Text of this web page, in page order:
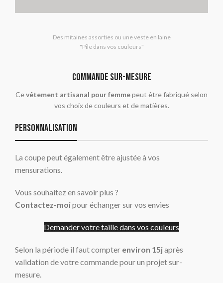
Des mitaines assorties ou une veste en laine
"Pile dans vos couleurs"
commande sur-mesure
Cevêtement artisanal pour femmepeut être fabriqué selon
vos choix de couleurs et de matières.
Personnalisation
La coupe peut également être ajustée à vos
mensurations.
Vous souhaitez en savoir plus ?
Contactez-moipour échanger sur vos envies
Demander votre taille dans vos couleurs
Selon la période il faut compter environ 15japrès
validation de votre commande pour un projet sur-
mesure.